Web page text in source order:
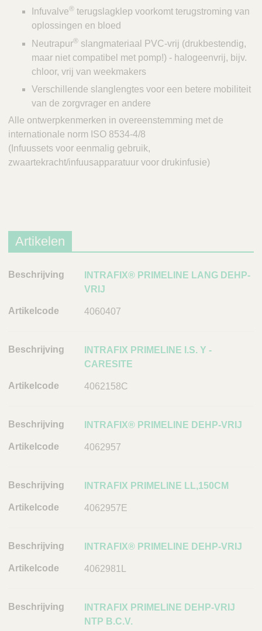
Infuvalve® terugslagklep voorkomt terugstroming van
oplossingen en bloed
Neutrapur® slangmateriaal PVC-vrij (drukbestendig,
maar niet compatibel met pomp!) - halogeenvrij, bijv.
chloor, vrij van weekmakers
Verschillende slanglengtes voor een betere mobiliteit
van de zorgvrager en andere
Alle ontwerpkenmerken in overeenstemming met de
internationale norm ISO 8534-4/8
(Infuussets voor eenmalig gebruik,
zwaartekracht/infuusapparatuur voor drukinfusie)
Artikelen
B
c
r
v
g
A
t
k
c
o
INTRAFIX® PRIMELINE LANG DEHP-
VRIJ
4060407
INTRAFIX PRIMELINE I.S. Y -
CARESITE
4062158C
INTRAFIX® PRIMELINE DEHP-VRIJ
4062957
INTRAFIX PRIMELINE LL,150CM
4062957E
INTRAFIX® PRIMELINE DEHP-VRIJ
4062981L
INTRAFIX PRIMELINE DEHP-VRIJ
NTP B.C.V.